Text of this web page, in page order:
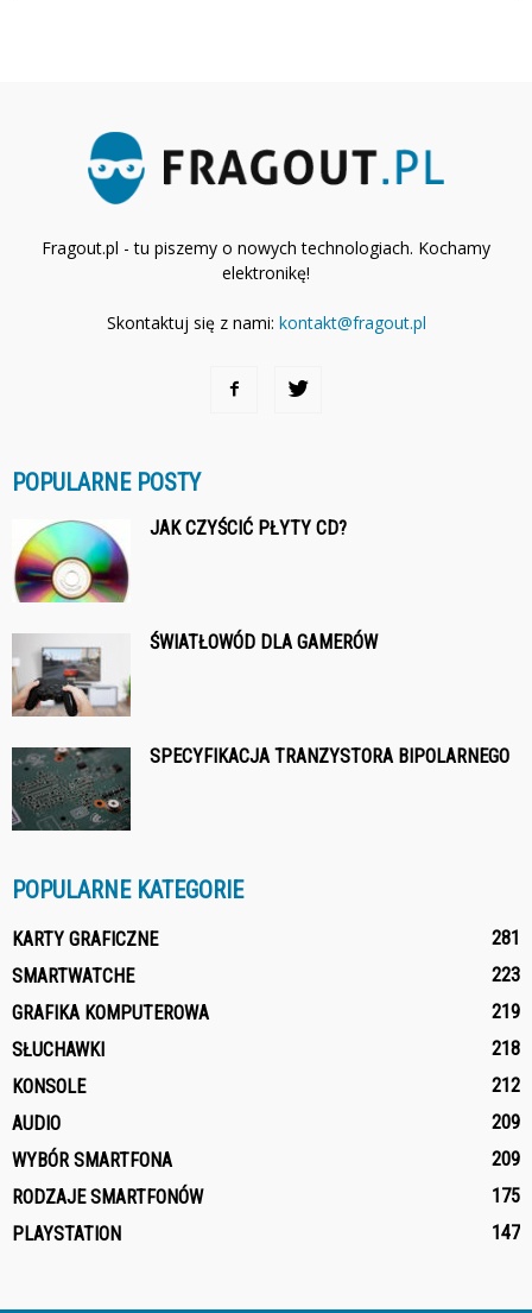
Fragout.pl - tu piszemy o nowych technologiach. Kochamy
elektronikę!
Skontaktuj się z nami: kontakt@fragout.pl
POPULARNE POSTY
JAK CZYŚCIĆ PŁYTY CD?
ŚWIATŁOWÓD DLA GAMERÓW
SPECYFIKACJA TRANZYSTORA BIPOLARNEGO
POPULARNE KATEGORIE
KARTY GRAFICZNE
281
SMARTWATCHE
223
GRAFIKA KOMPUTEROWA
219
SŁUCHAWKI
218
KONSOLE
212
AUDIO
209
WYBÓR SMARTFONA
209
RODZAJE SMARTFONÓW
175
PLAYSTATION
147